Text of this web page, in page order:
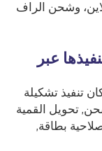
وشحن الراف
عبر
تنفيذ تشكيلة
تحويل القمية
بطاقة,